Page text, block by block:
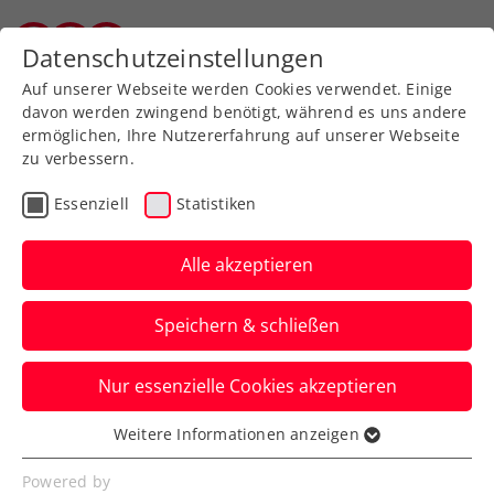
Nenngelder
Folgende Höhe der Gebühren dürfen wir hier
Datenschutzeinstellungen
Auf unserer Webseite werden Cookies verwendet. Einige
davon werden zwingend benötigt, während es uns andere
ermöglichen, Ihre Nutzererfahrung auf unserer Webseite
zu verbessern.
Essenziell Statistiken
Alle akzeptieren
Speichern & schließen
Nur essenzielle Cookies akzeptieren
Essenziell
Essenzielle Cookies werden für grundlegende
Weitere Informationen anzeigen
Powered by